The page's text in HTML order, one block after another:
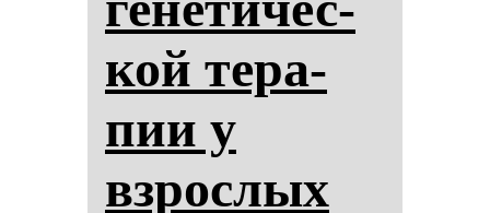
кой те­ра­
пии у
взрос­лых